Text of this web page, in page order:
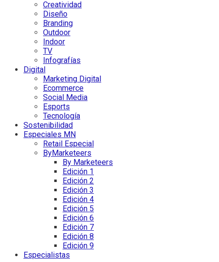
Creatividad
Diseño
Branding
Outdoor
Indoor
TV
Infografías
Digital
Marketing Digital
Ecommerce
Social Media
Esports
Tecnología
Sostenibilidad
Especiales MN
Retail Especial
ByMarketeers
By Marketeers
Edición 1
Edición 2
Edición 3
Edición 4
Edición 5
Edición 6
Edición 7
Edición 8
Edición 9
Especialistas